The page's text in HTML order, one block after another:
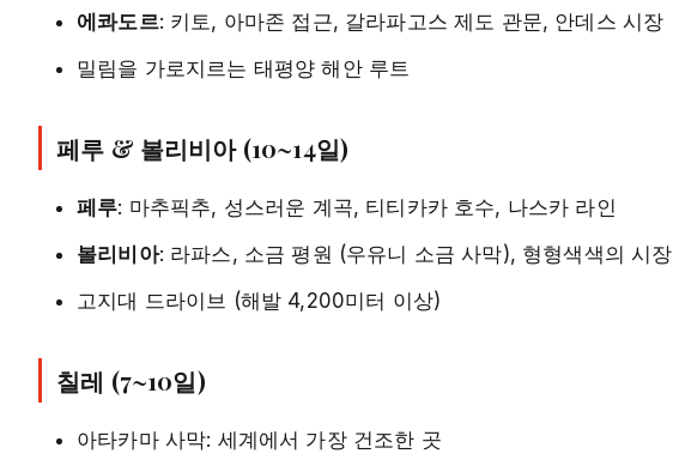
에콰도르: 키토, 아마존 접근, 갈라파고스 제도 관문, 안데스 시장
밀림을 가로지르는 태평양 해안 루트
페루 & 볼리비아 (10~14일)
페루: 마추픽추, 성스러운 계곡, 티티카카 호수, 나스카 라인
볼리비아: 라파스, 소금 평원 (우유니 소금 사막), 형형색색의 시장
고지대 드라이브 (해발 4,200미터 이상)
칠레 (7~10일)
아타카마 사막: 세계에서 가장 건조한 곳